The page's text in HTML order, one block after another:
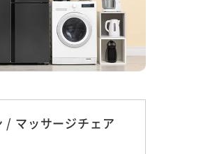
/ マッサージチェア